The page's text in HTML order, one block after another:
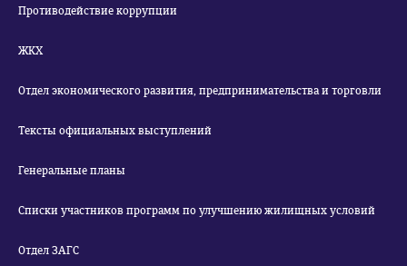
Противодействие коррупции
ЖКХ
Отдел экономического развития, предпринимательства и торговли
Тексты официальных выступлений
Генеральные планы
Списки участников программ по улучшению жилищных условий
Отдел ЗАГС